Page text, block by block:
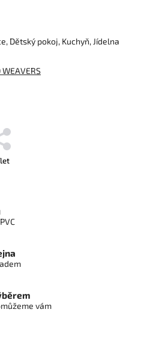
Dětský pokoj, Kuchyň, Jídelna
WEAVERS
vám